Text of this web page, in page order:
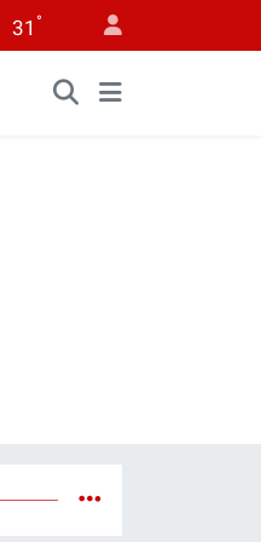
31 °